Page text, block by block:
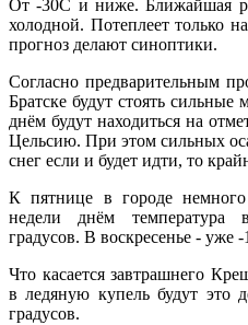
От -30С и ниже. Ближайшая
холодной. Потеплеет только
прогноз делают синоптики.
Согласно предварительным
Братске будут стоять
днём будут находиться на
Цельсию. При этом сильных
снег если и будет идти, то
К пятнице в городе
недели днём температура
градусов. В воскресенье - уже -
Что касается завтрашнего
в ледяную купель будут это
градусов.